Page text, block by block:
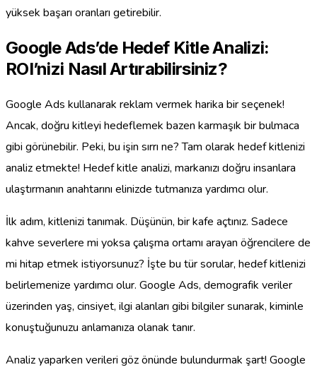
yüksek başarı oranları getirebilir.
Google Ads’de Hedef Kitle Analizi:
ROI’nizi Nasıl Artırabilirsiniz?
Google Ads kullanarak reklam vermek harika bir seçenek!
Ancak, doğru kitleyi hedeflemek bazen karmaşık bir bulmaca
gibi görünebilir. Peki, bu işin sırrı ne? Tam olarak hedef kitlenizi
analiz etmekte! Hedef kitle analizi, markanızı doğru insanlara
ulaştırmanın anahtarını elinizde tutmanıza yardımcı olur.
İlk adım, kitlenizi tanımak. Düşünün, bir kafe açtınız. Sadece
kahve severlere mi yoksa çalışma ortamı arayan öğrencilere de
mi hitap etmek istiyorsunuz? İşte bu tür sorular, hedef kitlenizi
belirlemenize yardımcı olur. Google Ads, demografik veriler
üzerinden yaş, cinsiyet, ilgi alanları gibi bilgiler sunarak, kiminle
konuştuğunuzu anlamanıza olanak tanır.
Analiz yaparken verileri göz önünde bulundurmak şart! Google